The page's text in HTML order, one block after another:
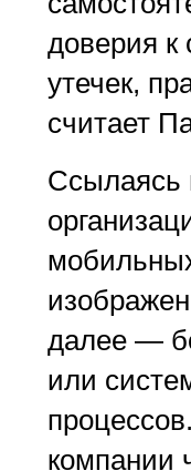
доверия к
утечек,
считает
Ссылаясь
далее —
или
компании